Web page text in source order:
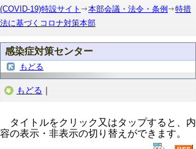
(COVID-19)特設サイト
本部会議・法令・条例
特措
法に基づくコロナ対策本部
感染症対策センター
もどる
もどる ｜
タイトルをクリック又はタップすると、内
容の表示・非表示の切り替えができます。